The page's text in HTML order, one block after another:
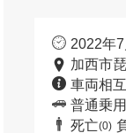
2022年
加西市
車両相
普通乗
死亡(0)